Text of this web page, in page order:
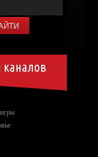
каналов